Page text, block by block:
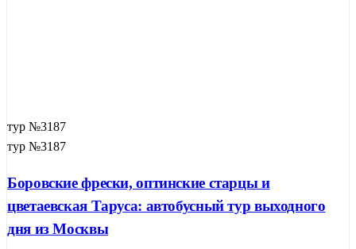
тур №3187
тур №3187
Боровские фрески, оптинские старцы и
цветаевская Таруса: автобусный тур выходного
дня из Москвы